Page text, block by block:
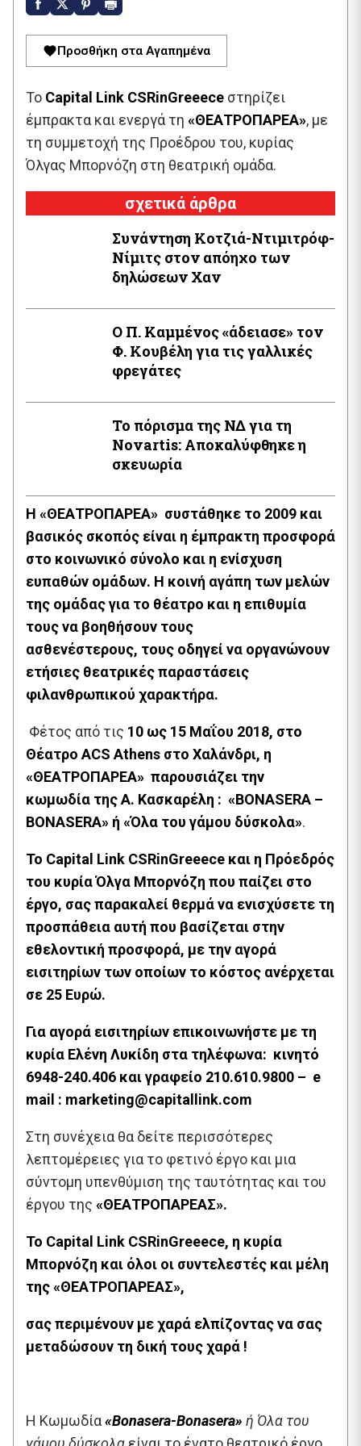
Προσθήκη στα Αγαπημένα
Το Capital Link CSRinGreeece στηρίζει
έμπρακτα και ενεργά τη «ΘΕΑΤΡΟΠΑΡΕΑ», με
τη συμμετοχή της Προέδρου του, κυρίας
Όλγας Μπορνόζη στη θεατρική ομάδα.
σχετικά άρθρα
Συνάντηση Κοτζιά-Ντιμιτρόφ-
Νίμιτς στον απόηχο των
δηλώσεων Χαν
Ο Π. Καμμένος «άδειασε» τον
Φ. Κουβέλη για τις γαλλικές
φρεγάτες
Το πόρισμα της ΝΔ για τη
Novartis: Αποκαλύφθηκε η
σκευωρία
Η «ΘΕΑΤΡΟΠΑΡΕΑ» συστάθηκε το 2009 και
βασικός σκοπός είναι η έμπρακτη προσφορά
στο κοινωνικό σύνολο και η ενίσχυση
ευπαθών ομάδων. Η κοινή αγάπη των μελών
της ομάδας για το θέατρο και η επιθυμία
τους να βοηθήσουν τους
ασθενέστερους, τους οδηγεί να οργανώνουν
ετήσιες θεατρικές παραστάσεις
φιλανθρωπικού χαρακτήρα.
Φέτος από τις 10 ως 15 Μαΐου 2018, στο
Θέατρο ACS Athens στο Χαλάνδρι, η
«ΘΕΑΤΡΟΠΑΡΕΑ» παρουσιάζει την
κωμωδία της Α. Κασκαρέλη : «BONASERA –
BONASERA» ή «Όλα του γάμου δύσκολα».
Το Capital Link CSRinGreeece και η Πρόεδρός
του κυρία Όλγα Μπορνόζη που παίζει στο
έργο, σας παρακαλεί θερμά να ενισχύσετε τη
προσπάθεια αυτή που βασίζεται στην
εθελοντική προσφορά, με την αγορά
εισιτηρίων των οποίων το κόστος ανέρχεται
σε 25 Ευρώ.
Για αγορά εισιτηρίων επικοινωνήστε με τη
κυρία Ελένη Λυκίδη στα τηλέφωνα: κινητό
6948-240.406 και γραφείο 210.610.9800 – e
mail : marketing@capitallink.com
Στη συνέχεια θα δείτε περισσότερες
λεπτομέρειες για το φετινό έργο και μια
σύντομη υπενθύμιση της ταυτότητας και του
έργου της «ΘΕΑΤΡΟΠΑΡΕΑΣ».
Το Capital Link CSRinGreeece, η κυρία
Μπορνόζη και όλοι οι συντελεστές και μέλη
της «ΘΕΑΤΡΟΠΑΡΕΑΣ»,
σας περιμένουν με χαρά ελπίζοντας να σας
μεταδώσουν τη δική τους χαρά !
Η Κωμωδία«Bonasera-Bonasera» ή Όλα του